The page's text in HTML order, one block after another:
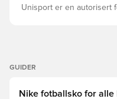
Unisport er en autorisert
GUIDER
Nike fotballsko for